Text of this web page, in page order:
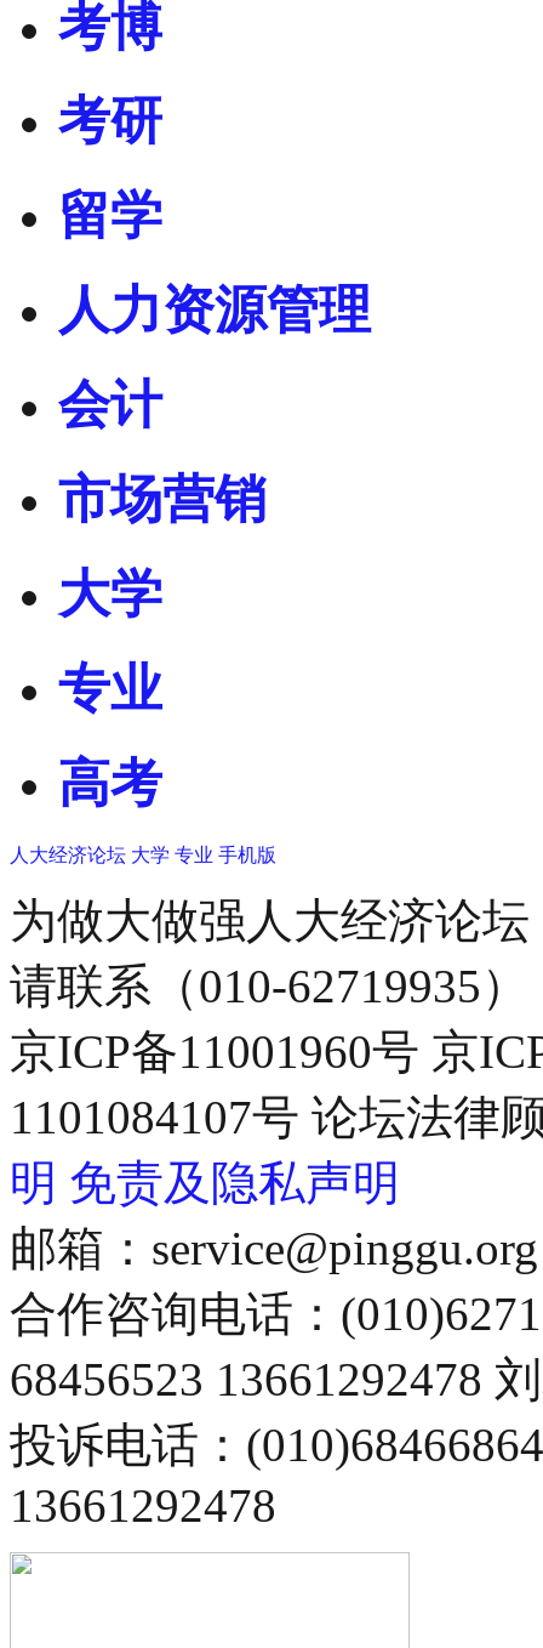
考博
考研
留学
人力资源管理
会计
市场营销
大学
专业
高考
人大经济论坛 大学 专业 手机版
为做大做强人大经济论
请联系（010-62719935）
京ICP备11001960号 京
1101084107号 论坛法律
明 免责及隐私声明
邮箱：service@pinggu.org
合作咨询电话：
68456523 13661292478
投诉电话：
13661292478